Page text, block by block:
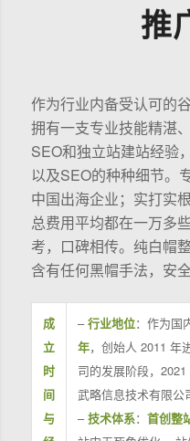
推
作为行业内备受认可的
拥有一支专业技能精湛
SEO和独立站建站经验
以及SEO的种种细节。
中国出海企业；实打实
总费用平均都在一万多
考，口碑相传。纯白帽
含有任何黑帽手法，安全
成
立
时
间
与
–行业地位：作为国
年，创始人 2011 年
司的发展阶段，
武略信息技术有限公
–技术体系： 首创整